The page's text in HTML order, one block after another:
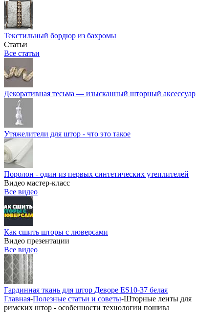
Текстильный бордюр из бахромы
Статьи
Все статьи
Декоративная тесьма — изысканный шторный аксессуар
Утяжелители для штор - что это такое
Поролон - один из первых синтетических утеплителей
Видео мастер-класс
Все видео
Как сшить шторы с люверсами
Видео презентации
Все видео
Гардинная ткань для штор Деворе ES10-37 белая
Главная-Полезные статьи и советы-Шторные ленты для
римских штор - особенности технологии пошива